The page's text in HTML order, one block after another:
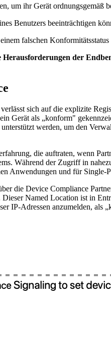
um ihr Gerät ordnungsgemäß
Benutzers beeinträchtigen
falschen
Herausforderungen der
sich auf die explizite
Gerät als „konform"
werden, um den
die auftraten, wenn
Während der Zugriff in
Anwendungen und für
die Device Compliance
Named Location ist in
IP-Adressen anzumelden,